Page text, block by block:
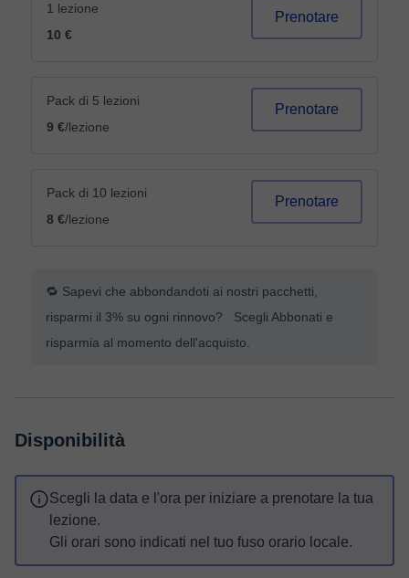
1 lezione
10 €
Prenotare
Pack di 5 lezioni
9 €/lezione
Prenotare
Pack di 10 lezioni
8 €/lezione
Prenotare
🔁 Sapevi che abbondandoti ai nostri pacchetti,
risparmi il 3% su ogni rinnovo? Scegli Abbonati e
risparmia al momento dell'acquisto.
Disponibilità
Scegli la data e l'ora per iniziare a prenotare la tua
lezione.
Gli orari sono indicati nel tuo fuso orario locale.